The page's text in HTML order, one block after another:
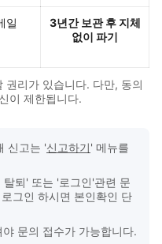
일
3년간 보관 후 지체
없이 파기
권리가 있습니다. 다만, 동의
이 제한됩니다.
신고는 '신고하기' 메뉴를
퇴' 또는 '로그인'관련 문
그인 하시면 본인확인 단
문의 접수가 가능합니다.